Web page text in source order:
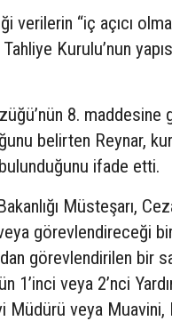
verilerin “iç açıcı
Kurulu’nun
8. maddesine
belirten Reynar,
ifade etti.
Müsteşarı,
görevlendireceği
görevlendirilen bir
1’inci veya 2’nci
Müdürü veya Muavini,